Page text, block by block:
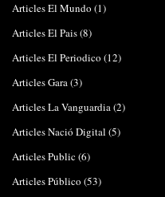
Articles El Mundo (1)
Articles El Pais(8)
Articles El Periodico (12)
Articles Gara(3)
Articles La Vanguardia(2)
Articles Nació Digital (5)
Articles Public(6)
Articles Público (53)